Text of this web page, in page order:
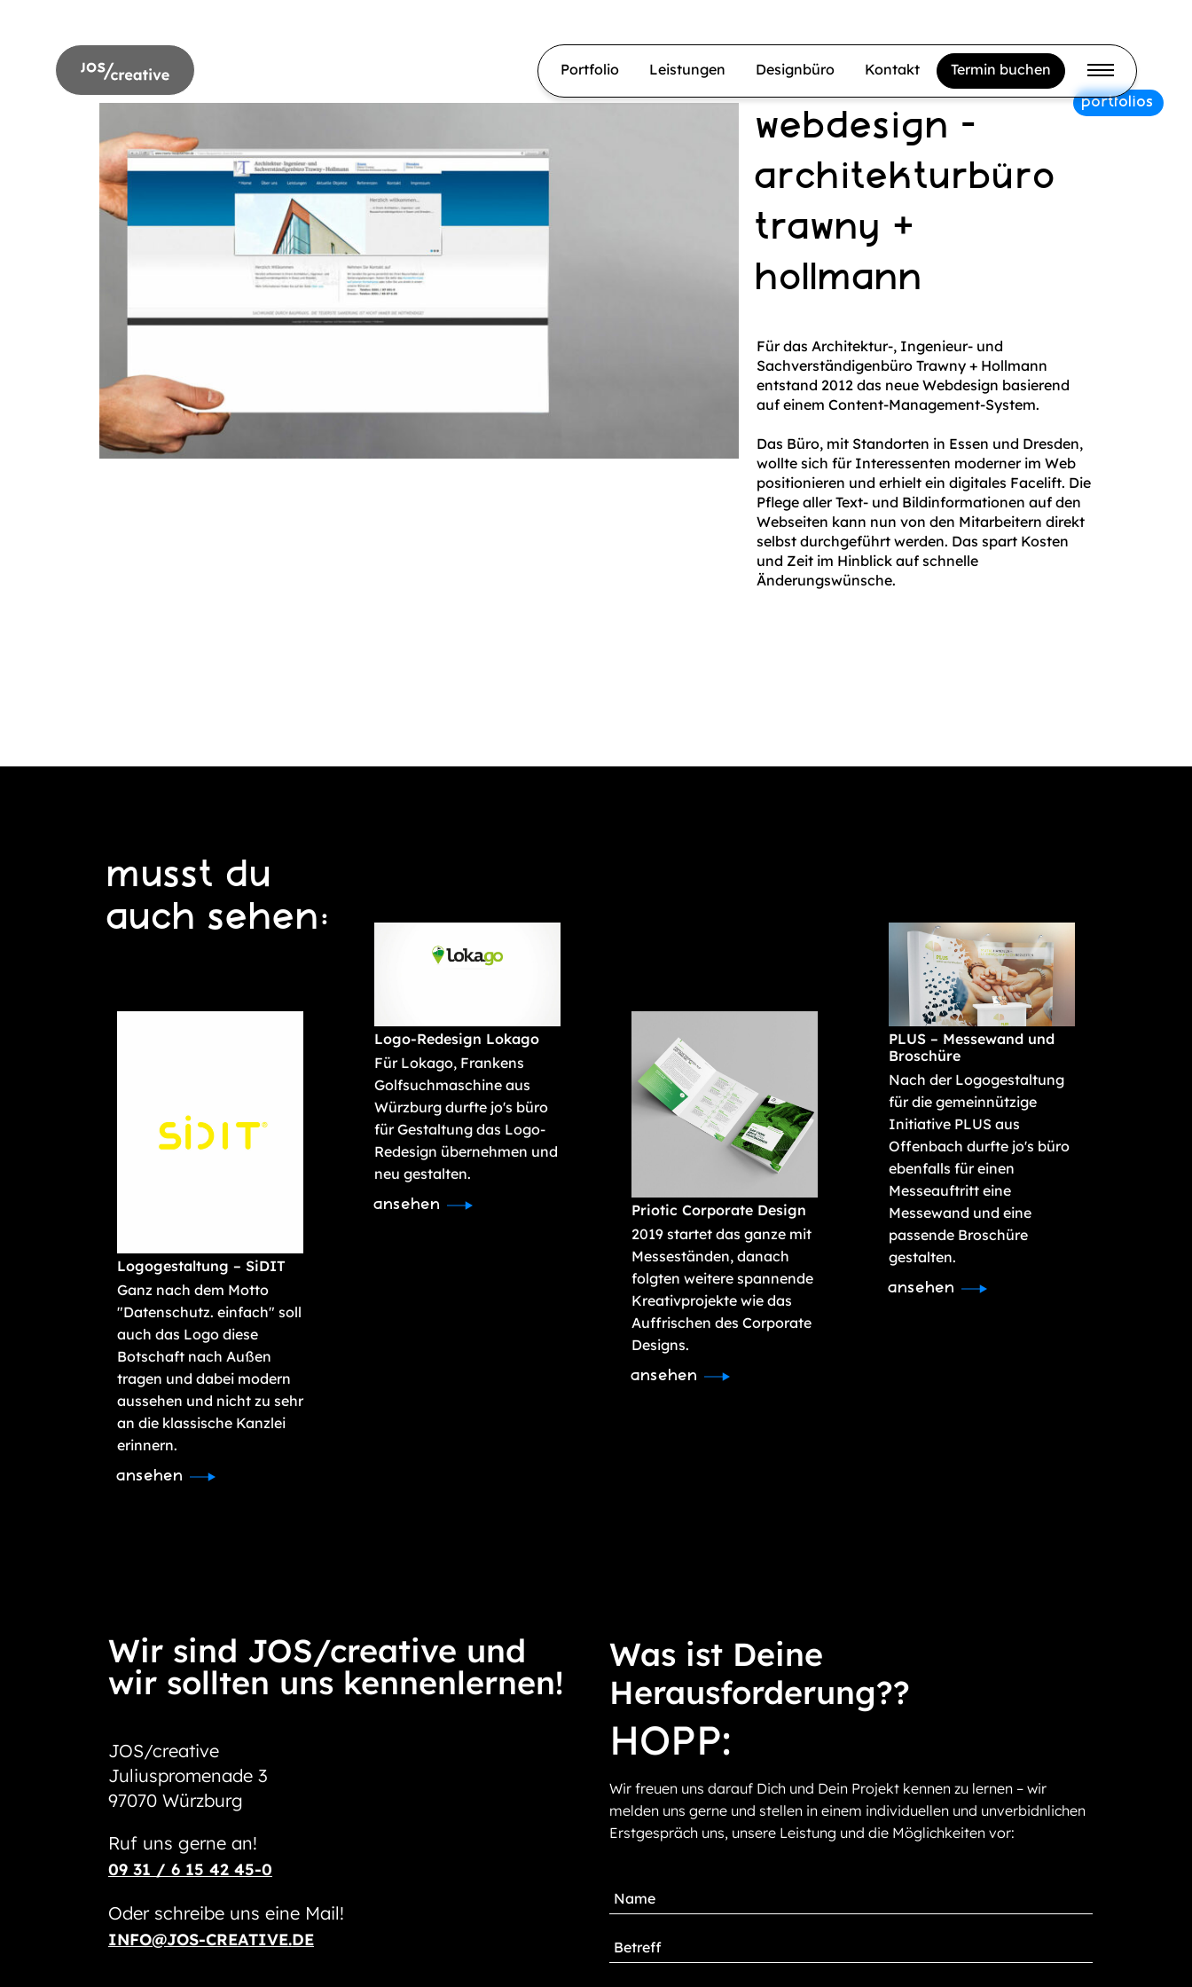
Portfolio Leistungen Designbüro Kontakt Termin buchen
webdesign -
architekturbüro
trawny +
hollmann
Für das Architektur-, Ingenieur- und
Sachverständigenbüro Trawny + Hollmann
entstand 2012 das neue Webdesign basierend
auf einem Content-Management-System.
Das Büro, mit Standorten in Essen und Dresden,
wollte sich für Interessenten moderner im Web
positionieren und erhielt ein digitales Facelift. Die
Pflege aller Text- und Bildinformationen auf den
Webseiten kann nun von den Mitarbeitern direkt
selbst durchgeführt werden. Das spart Kosten
und Zeit im Hinblick auf schnelle
Änderungswünsche.
musst du
auch sehen:
Logogestaltung – SiDIT
Ganz nach dem Motto
"Datenschutz. einfach" soll
auch das Logo diese
Botschaft nach Außen
tragen und dabei modern
aussehen und nicht zu sehr
an die klassische Kanzlei
erinnern.
ansehen
Logo-Redesign Lokago
Für Lokago, Frankens
Golfsuchmaschine aus
Würzburg durfte jo's büro
für Gestaltung das Logo-
Redesign übernehmen und
neu gestalten.
ansehen
Priotic Corporate Design
2019 startet das ganze mit
Messeständen, danach
folgten weitere spannende
Kreativprojekte wie das
Auffrischen des Corporate
Designs.
ansehen
PLUS – Messewand und
Broschüre
Nach der Logogestaltung
für die gemeinnützige
Initiative PLUS aus
Offenbach durfte jo's büro
ebenfalls für einen
Messeauftritt eine
Messewand und eine
passende Broschüre
gestalten.
ansehen
Wir sind JOS/creative und
wir sollten uns kennenlernen!
JOS/creative
Juliuspromenade 3
97070 Würzburg
Ruf uns gerne an!
09 31 / 6 15 42 45-0
Oder schreibe uns eine Mail!
INFO@JOS-CREATIVE.DE
Was ist Deine
Herausforderung??
HOPP:
Wir freuen uns darauf Dich und Dein Projekt kennen zu lernen – wir
melden uns gerne und stellen in einem individuellen und unverbidnlichen
Erstgespräch uns, unsere Leistung und die Möglichkeiten vor: